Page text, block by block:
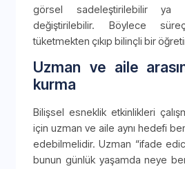
görsel sadeleştirilebilir
değiştirilebilir. Böylece
tüketmekten çıkıp bilinçli bir
Uzman ve aile
kurma
Bilişsel esneklik etkinlikleri
için uzman ve aile aynı hedefi
edebilmelidir. Uzman “ifade
bunun günlük yaşamda neye